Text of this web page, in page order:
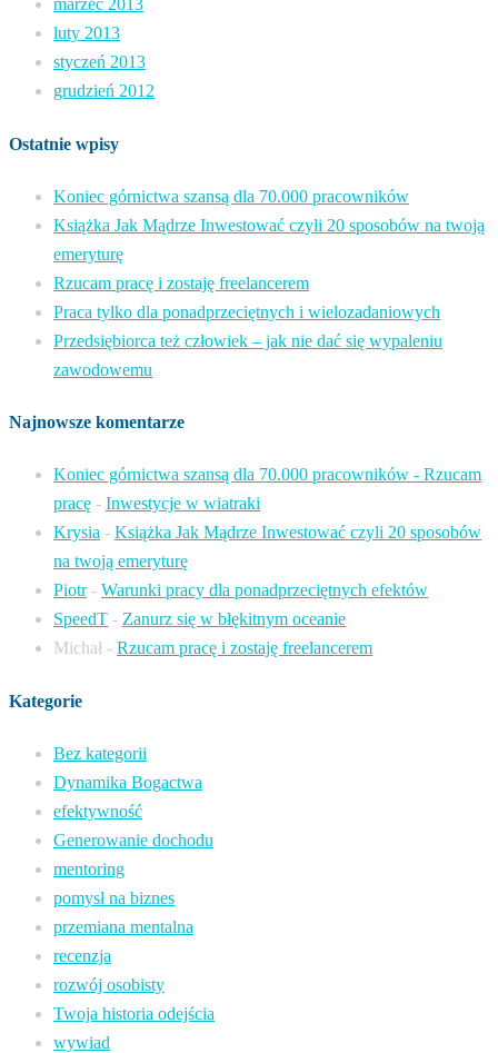
marzec 2013
luty 2013
styczeń 2013
grudzień 2012
Ostatnie wpisy
Koniec górnictwa szansą dla 70.000 pracowników
Książka Jak Mądrze Inwestować czyli 20 sposobów na twoją
emeryturę
Rzucam pracę i zostaję freelancerem
Praca tylko dla ponadprzeciętnych i wielozadaniowych
Przedsiębiorca też człowiek – jak nie dać się wypaleniu
zawodowemu
Najnowsze komentarze
Koniec górnictwa szansą dla 70.000 pracowników - Rzucam
pracę - Inwestycje w wiatraki
Krysia - Książka Jak Mądrze Inwestować czyli 20 sposobów
na twoją emeryturę
Piotr- Warunki pracy dla ponadprzeciętnych efektów
SpeedT - Zanurz się w błękitnym oceanie
Michał - Rzucam pracę i zostaję freelancerem
Kategorie
Bez kategorii
Dynamika Bogactwa
efektywność
Generowanie dochodu
mentoring
pomysł na biznes
przemiana mentalna
recenzja
rozwój osobisty
Twoja historia odejścia
wywiad